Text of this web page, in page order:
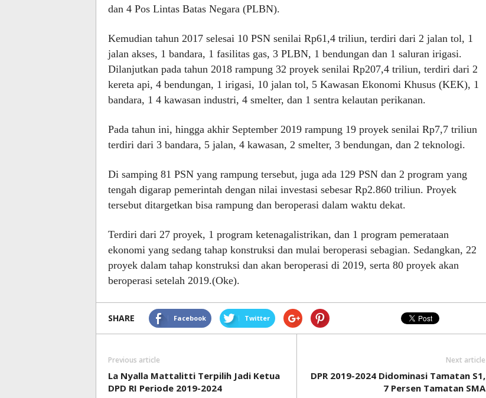
dan 4 Pos Lintas Batas Negara (PLBN).
Kemudian tahun 2017 selesai 10 PSN senilai Rp61,4 triliun, terdiri dari 2 jalan tol, 1
jalan akses, 1 bandara, 1 fasilitas gas, 3 PLBN, 1 bendungan dan 1 saluran irigasi.
Dilanjutkan pada tahun 2018 rampung 32 proyek senilai Rp207,4 triliun, terdiri dari 2
kereta api, 4 bendungan, 1 irigasi, 10 jalan tol, 5 Kawasan Ekonomi Khusus (KEK), 1
bandara, 1 4 kawasan industri, 4 smelter, dan 1 sentra kelautan perikanan.
Pada tahun ini, hingga akhir September 2019 rampung 19 proyek senilai Rp7,7 triliun
terdiri dari 3 bandara, 5 jalan, 4 kawasan, 2 smelter, 3 bendungan, dan 2 teknologi.
Di samping 81 PSN yang rampung tersebut, juga ada 129 PSN dan 2 program yang
tengah digarap pemerintah dengan nilai investasi sebesar Rp2.860 triliun. Proyek
tersebut ditargetkan bisa rampung dan beroperasi dalam waktu dekat.
Terdiri dari 27 proyek, 1 program ketenagalistrikan, dan 1 program pemerataan
ekonomi yang sedang tahap konstruksi dan mulai beroperasi sebagian. Sedangkan, 22
proyek dalam tahap konstruksi dan akan beroperasi di 2019, serta 80 proyek akan
beroperasi setelah 2019.(Oke).
SHARE Facebook Twitter
Previous article
La Nyalla Mattalitti Terpilih Jadi Ketua
DPD RI Periode 2019-2024
Next article
DPR 2019-2024 Didominasi Tamatan S1,
7 Persen Tamatan SMA